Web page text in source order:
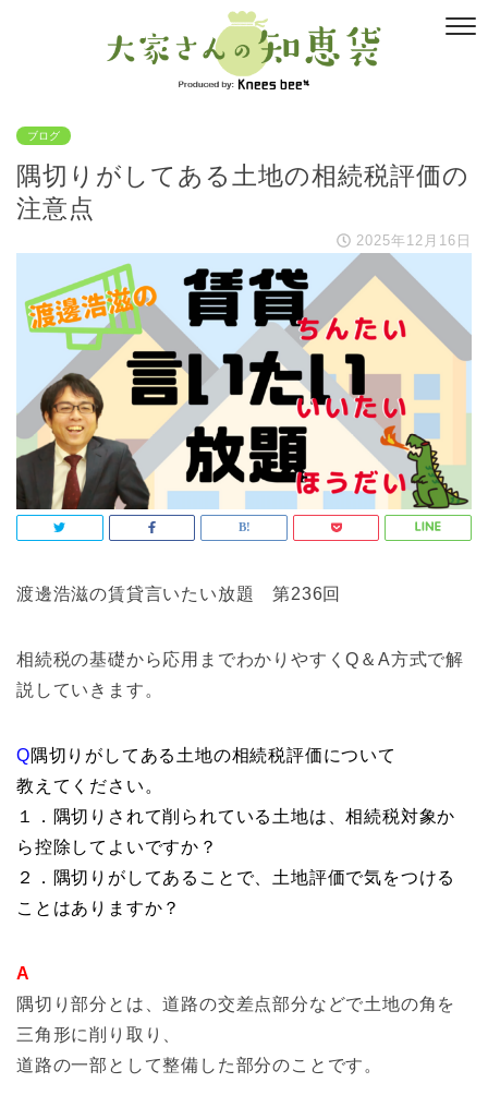
ブログ
隅切りがしてある土地の相続税評価の
注意点
2025年12月16日
渡邊浩滋の賃貸言いたい放題 第236回
相続税の基礎から応用までわかりやすくQ＆A方式で解
説していきます。
Q隅切りがしてある土地の相続税評価について
教えてください。
１．隅切りされて削られている土地は、相続税対象か
ら控除してよいですか？
２．隅切りがしてあることで、土地評価で気をつける
ことはありますか？
A
隅切り部分とは、道路の交差点部分などで土地の角を
三角形に削り取り、
道路の一部として整備した部分のことです。